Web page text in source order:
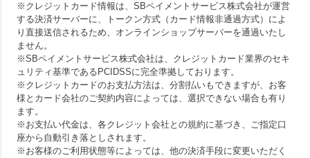
※クレジットカード情報は、SBペイメントサービス株式会社が運営
する決済サーバーに、トークン方式（カード情報非通過方式）によ
り直接送信されるため、オンラインショップサーバーを通過いたし
ません。
※SBペイメントサービス株式会社は、クレジットカード業界のセキ
ュリティ基準であるPCIDSSに完全準拠しております。
※クレジットカードのお支払方法は、分割払いもできますが、お客
様とカード会社のご契約内容によっては、選択できない場合も有り
ます。
※お支払い代金は、各クレジット会社との規約に基づき、ご指定口
座から自動引き落としされます。
※お客様のご利用状態等によっては、他の決済手段に変更いただく